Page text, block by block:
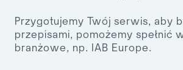
Przygotujemy Twój serwis, aby
przepisami, pomożemy spełnić
branżowe, np. IAB Europe.